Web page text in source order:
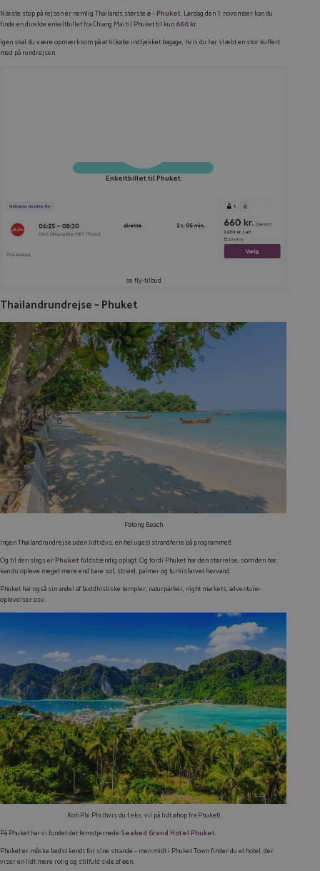
Næste stop på rejsen er nemlig Thailands største ø –Phuket. Lørdag den 7. november kan du
finde en direkte enkeltbillet fra Chiang Mai til Phuket til kun660 kr.
Igen skal du være opmærksom på at tilkøbe indtjekket bagage, hvis du har slæbt en stor kuffert
med på rundrejsen.
Enkeltbillet til Phuket
se fly-tilbud
Thailandrundrejse – Phuket
Patong Beach
Ingen Thailandrundrejse uden lidt(dvs. en hel uges)strandferie på programmet!
Og til den slags erPhuketfuldstændig oplagt. Og fordi Phuket har den størrelse, som den har,
kan du opleve meget mere end bare sol, strand, palmer og turkisfarvet havvand.
Phuket har også sin andel af buddhistiske templer, naturparker, night markets, adventure-
oplevelser osv.
Koh Phi Phi (hvis du f.eks. vil på lidt øhop fra Phuket)
På Phuket har vi fundet det femstjernedeSeabed Grand Hotel Phuket.
Phuket er måske bedst kendt for sine strande – men midt i Phuket Town finder du et hotel, der
viser en lidt mere rolig og stilfuld side af øen.